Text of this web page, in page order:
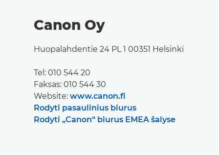
Canon Oy
Huopalahdentie 24 PL 1 00351 Helsinki
Tel: 010 544 20
Faksas: 010 544 30
Website: www.canon.fi
Rodyti pasaulinius biurus
Rodyti „Canon“ biurus EMEA šalyse